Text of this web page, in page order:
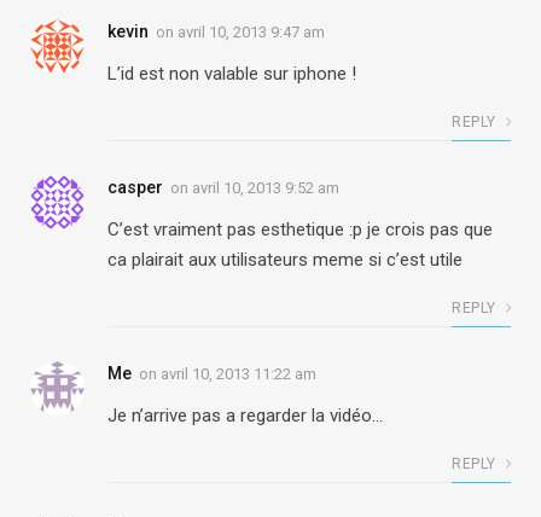
kevin on avril 10, 2013 9:47 am
L’id est non valable sur iphone !
REPLY
casper on avril 10, 2013 9:52 am
C’est vraiment pas esthetique :p je crois pas que
ca plairait aux utilisateurs meme si c’est utile
REPLY
Me on avril 10, 2013 11:22 am
Je n’arrive pas a regarder la vidéo…
REPLY